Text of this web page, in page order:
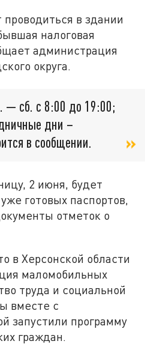
в здании
налоговая
администрация
округа.
сб. с 8:00 до 19:00;
дни –
в сообщении.
2 июня, будет
готовых паспортов,
отметок о
в Херсонской области
маломобильных
труда и социальной
вместе с
запустили программу
граждан.